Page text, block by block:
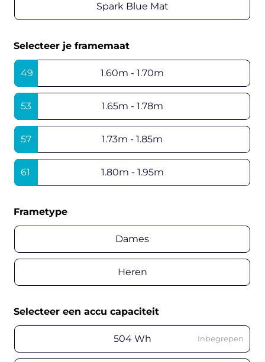
Spark Blue Mat
Selecteer je framemaat
49 1.60m - 1.70m
53 1.65m - 1.78m
57 1.73m - 1.85m
61 1.80m - 1.95m
Frametype
Dames
Heren
Selecteer een accu capaciteit
504 Wh Inbegrepen